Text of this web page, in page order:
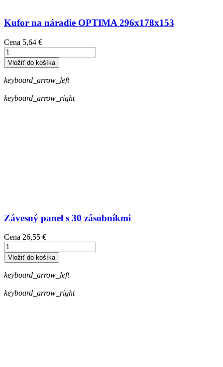
Kufor na náradie OPTIMA 296x178x153
Cena 5,64 €
Vložiť do košíka
keyboard_arrow_left
keyboard_arrow_right
Závesný panel s 30 zásobníkmi
Cena 26,55 €
Vložiť do košíka
keyboard_arrow_left
keyboard_arrow_right